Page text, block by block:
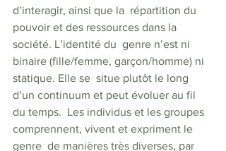
d’interagir, ainsi que la  répartition du
pouvoir et des ressources dans la
société. L’identité du  genre n’est ni
binaire (fille/femme, garçon/homme) ni
statique. Elle se  situe plutôt le long
d’un continuum et peut évoluer au fil
du temps.  Les individus et les groupes
comprennent, vivent et expriment le
genre  de manières très diverses, par